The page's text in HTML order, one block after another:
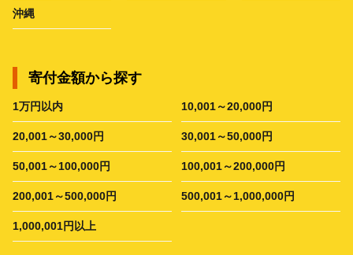
沖縄
寄付金額から探す
1万円以内 10,001～20,000円
20,001～30,000円 30,001～50,000円
50,001～100,000円 100,001～200,000円
200,001～500,000円 500,001～1,000,000円
1,000,001円以上